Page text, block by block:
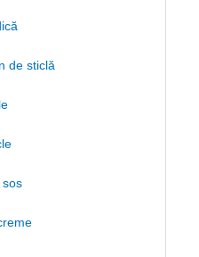
de sticlă
sos